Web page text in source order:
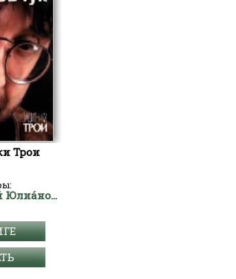
Трои
Шевчук Юрий Юлиа́нович